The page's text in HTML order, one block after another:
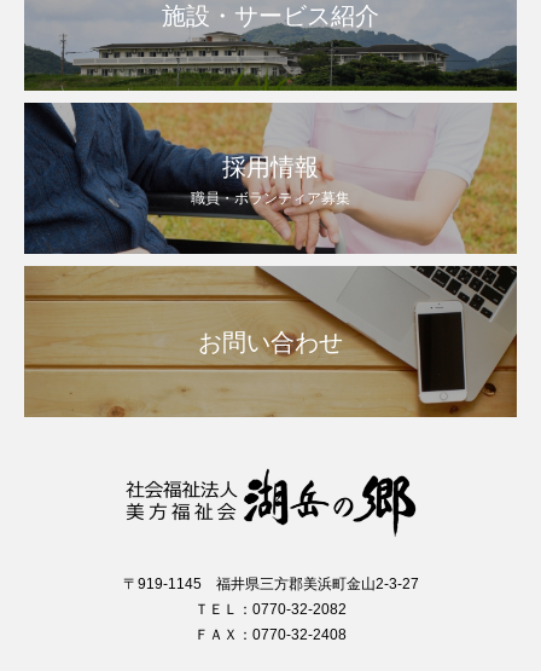
施設・サービス紹介
採用情報
職員・ボランティア募集
お問い合わせ
〒919-1145 福井県三方郡美浜町金山2-3-27
ＴＥＬ：0770-32-2082
ＦＡＸ：0770-32-2408